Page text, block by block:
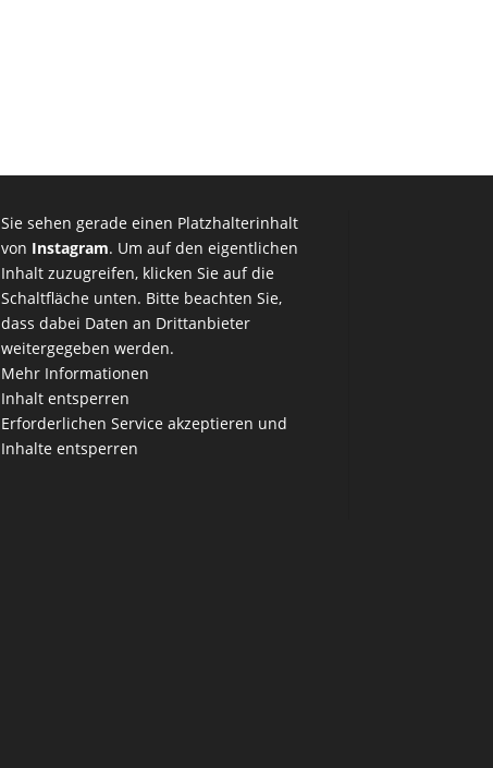
Sie sehen gerade einen Platzhalterinhalt
von Instagram. Um auf den eigentlichen
Inhalt zuzugreifen, klicken Sie auf die
Schaltfläche unten. Bitte beachten Sie,
dass dabei Daten an Drittanbieter
weitergegeben werden.
Mehr Informationen
Inhalt entsperren
Erforderlichen Service akzeptieren und
Inhalte entsperren